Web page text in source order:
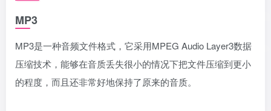
MP3
MP3是一种音频文件格式，它采用MPEG Audio Layer3数据
压缩技术，能够在音质丢失很小的情况下把文件压缩到更小
的程度，而且还非常好地保持了原来的音质。